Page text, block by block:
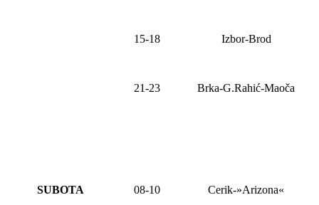
15-18 Izbor-Brod
21-23 Brka-G.Rahić-Maoča
SUBOTA 08-10 Cerik-»Arizona«